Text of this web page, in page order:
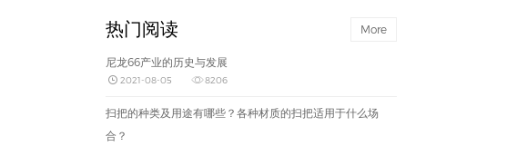
热门阅读 More
尼龙66产业的历史与发展
2021-08-05 8206
扫把的种类及用途有哪些？各种材质的扫把适用于什么场
合？